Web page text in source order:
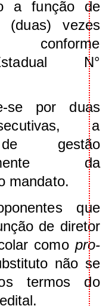
a função de
vezes
conforme
N°
se por duas
a
gestão
da
mandato.
que
de diretor
como pro-
não se
termos do